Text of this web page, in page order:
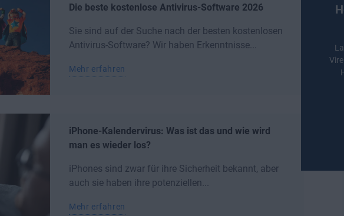
Die beste kostenlose Antivirus-Software 2026
Sie sind auf der Suche nach der besten kostenlosen
Antivirus-Software? Wir haben Erkenntnisse...
Mehr erfahren
iPhone-Kalendervirus: Was ist das und wie wird
man es wieder los?
iPhones sind zwar für ihre Sicherheit bekannt, aber
auch sie haben ihre potenziellen...
Mehr erfahren